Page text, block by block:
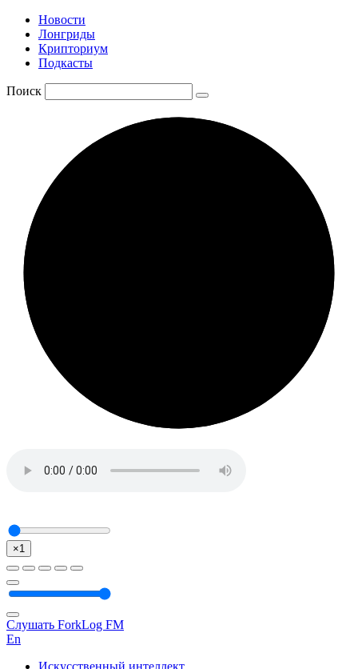
Новости
Лонгриды
Крипториум
Подкасты
Поиск
×1
Слушать ForkLog FM
En
Искусственный интеллект